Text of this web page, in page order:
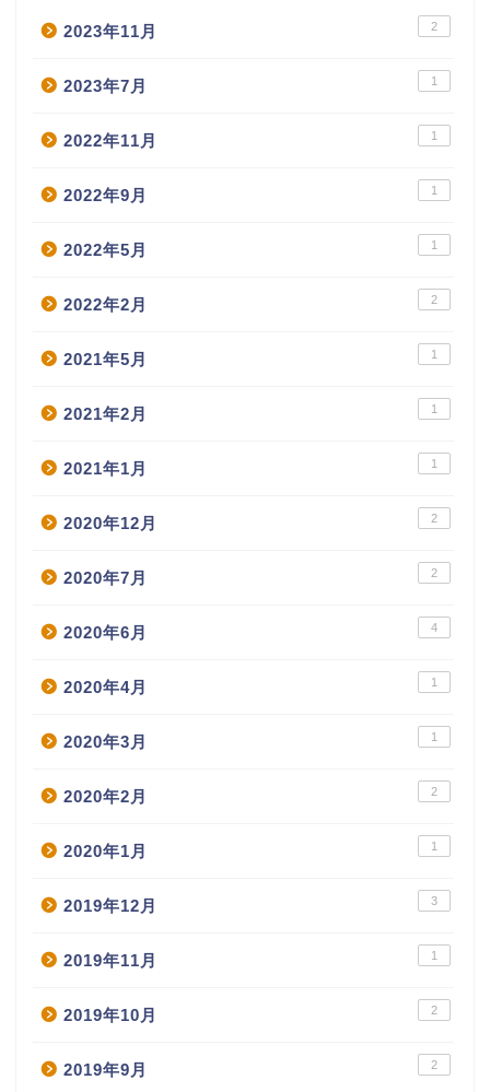
2023年11月 2
2023年7月 1
2022年11月 1
2022年9月 1
2022年5月 1
2022年2月 2
2021年5月 1
2021年2月 1
2021年1月 1
2020年12月 2
2020年7月 2
2020年6月 4
2020年4月 1
2020年3月 1
2020年2月 2
2020年1月 1
2019年12月 3
2019年11月 1
2019年10月 2
2019年9月 2